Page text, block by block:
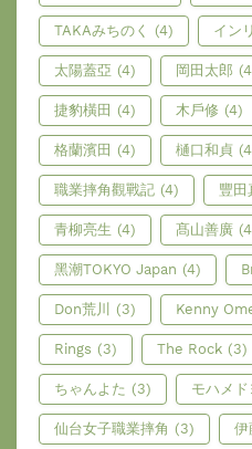
TAKAみちのく (4) イン
太陽蓋亞 (4) 岡田太郎
捷豹橫田 (4) 木戶修 (4)
格蘭濱田 (4) 樋口和貞
職業摔角觀戰記 (4) 豐田
青柳亮生 (4) 髙山善廣
黑潮TOKYO Japan (4)
Don荒川 (3) Kenny
Rings (3) The Rock (3)
ちゃんよた (3) モハメド
仙台女子職業摔角 (3) 伊